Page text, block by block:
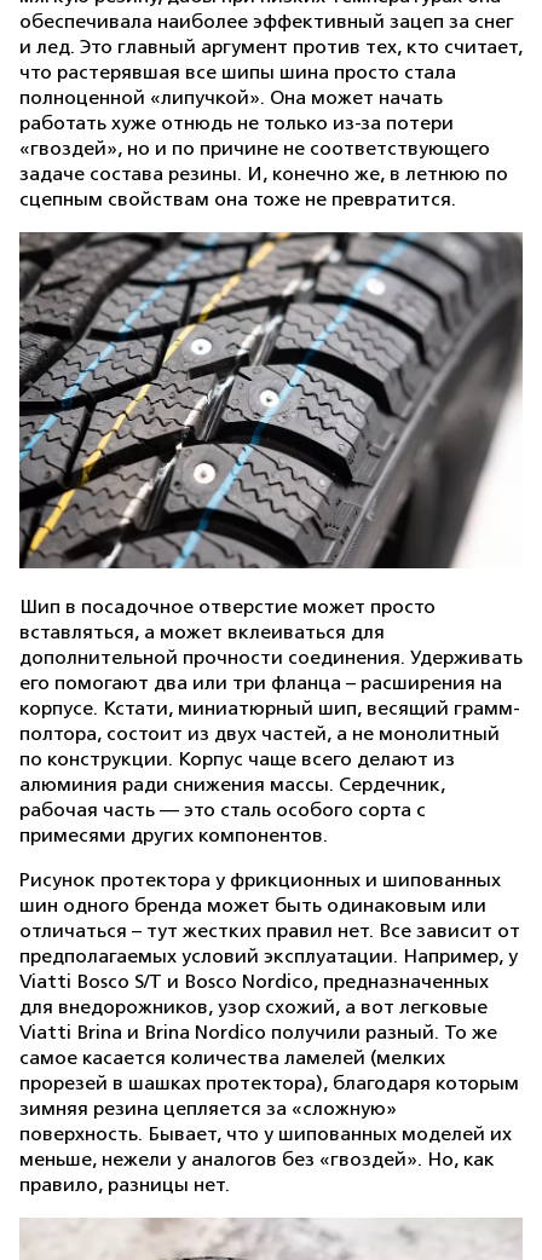
обеспечивала наиболее эффективный зацеп за снег
и лед. Это главный аргумент против тех, кто считает,
что растерявшая все шипы шина просто стала
полноценной «липучкой». Она может начать
работать хуже отнюдь не только из-за потери
«гвоздей», но и по причине не соответствующего
задаче состава резины. И, конечно же, в летнюю по
сцепным свойствам она тоже не превратится.
Шип в посадочное отверстие может просто
вставляться, а может вклеиваться для
дополнительной прочности соединения. Удерживать
его помогают два или три фланца – расширения на
корпусе. Кстати, миниатюрный шип, весящий грамм-
полтора, состоит из двух частей, а не монолитный
по конструкции. Корпус чаще всего делают из
алюминия ради снижения массы. Сердечник,
рабочая часть — это сталь особого сорта с
примесями других компонентов.
Рисунок протектора у фрикционных и шипованных
шин одного бренда может быть одинаковым или
отличаться – тут жестких правил нет. Все зависит от
предполагаемых условий эксплуатации. Например, у
Viatti Bosco S/T и Bosco Nordico, предназначенных
для внедорожников, узор схожий, а вот легковые
Viatti Brina и Brina Nordico получили разный. То же
самое касается количества ламелей (мелких
прорезей в шашках протектора), благодаря которым
зимняя резина цепляется за «сложную»
поверхность. Бывает, что у шипованных моделей их
меньше, нежели у аналогов без «гвоздей». Но, как
правило, разницы нет.